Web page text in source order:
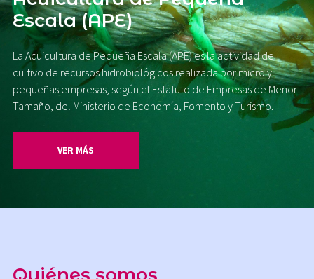
Escala (APE)
La Acuicultura de Pequeña Escala (APE) es la actividad de
cultivo de recursos hidrobiológicos realizada por micro y
pequeñas empresas, según el Estatuto de Empresas de Menor
Tamaño, del Ministerio de Economía, Fomento y Turismo.
VER MÁS